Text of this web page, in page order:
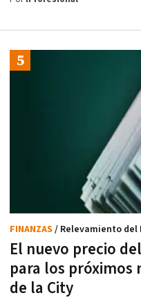
El nuevo precio
para los próximos
de la City
FINANZAS / Relevamiento del